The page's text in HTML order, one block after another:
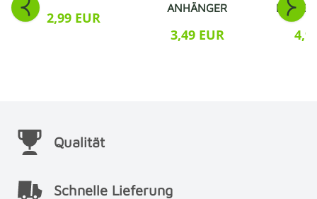
2,99 EUR
ANHÄNGER
3,49 EUR
Qualität
Schnelle Lieferung